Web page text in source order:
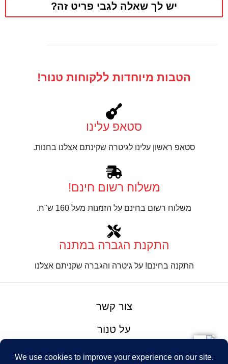
יש לך שאלה לגבי פריט זה?
הטבות מיוחדות ללקוחות טנור!
סטאפ עלינו
סטאפ ראשון עלינו לגיטרה שקינתם אצלנו בחנות.
משלוח רשום חינם!
משלוח רשום בחינם על הזמנות מעל 160 ש"ח.
התקנת הגברה במתנה
התקנה בחינם! על גיטרה והגברה שקניתם אצלנו
צור קשר
על טנור
תנאים והגבלות